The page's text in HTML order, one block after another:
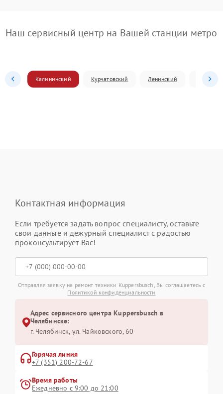
Наш сервисный центр на Вашей станции метро
Калининский Курчатовский Ленинский
Контактная информация
Если требуется задать вопрос специалисту, оставьте
свои данные и дежурный специалист с радостью
проконсультирует Вас!
Отправляя заявку на ремонт техники Kuppersbusch, Вы соглашаетесь с
Политикой конфиденциальности
Адрес сервисного центра Kuppersbusch в
Челябинске:
г. Челябинск, ул. Чайковского, 60
Горячая линия
+7 (351) 200-72-67
Время работы
Ежедневно с 9:00 до 21:00